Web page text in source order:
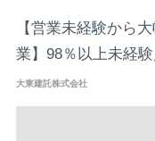
【営業未経験から
業】98％以上未経
大東建託株式会社